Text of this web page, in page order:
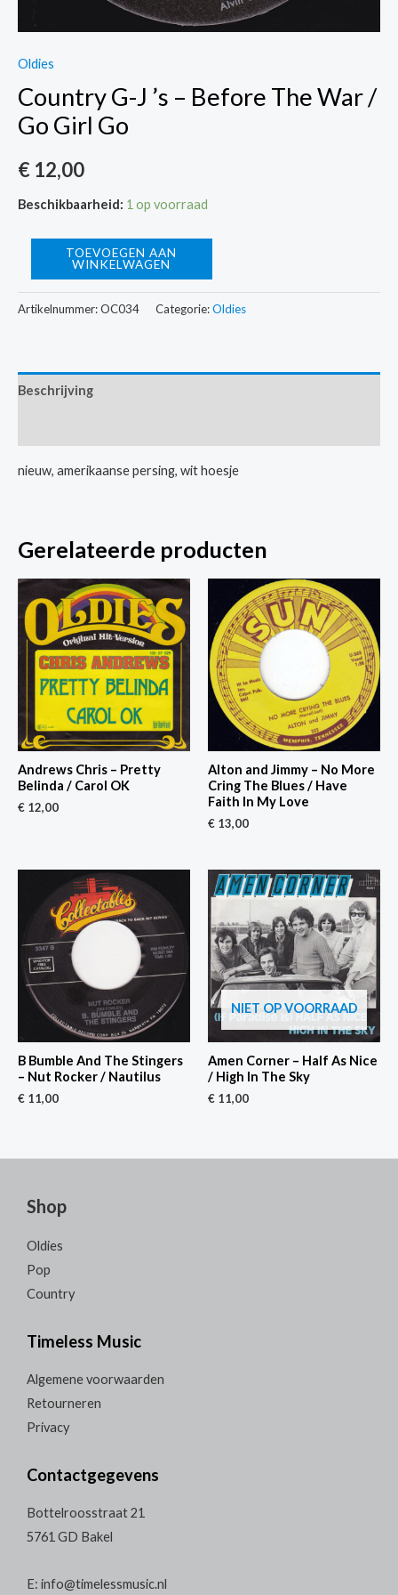
Oldies
Country G-J ’s – Before The War /
Go Girl Go
€ 12,00
Beschikbaarheid: 1 op voorraad
J
Before
The
Go
TOEVOEGEN AAN
WINKELWAGEN
Artikelnummer:OC034 Categorie:Oldies
Beschrijving
nieuw, amerikaanse persing, wit hoesje
Gerelateerde producten
Andrews Chris – Pretty
Belinda / Carol OK
€ 12,00
Alton and Jimmy – No More
Cring The Blues / Have
Faith In My Love
€ 13,00
B Bumble And The Stingers
– Nut Rocker / Nautilus
€ 11,00
NIET OP VOORRAAD
Amen Corner – Half As Nice
/ High In The Sky
€ 11,00
Shop
Oldies
Pop
Country
Timeless Music
Algemene voorwaarden
Retourneren
Privacy
Contactgegevens
Bottelroosstraat 21
5761 GD Bakel
E: info@timelessmusic.nl